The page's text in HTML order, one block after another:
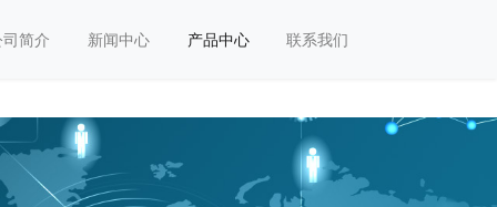
司简介 新闻中心 产品中心 联系我们